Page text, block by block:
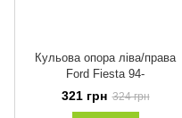
Кульова опора ліва/права
Ford Fiesta 94-
321 грн 324 грн